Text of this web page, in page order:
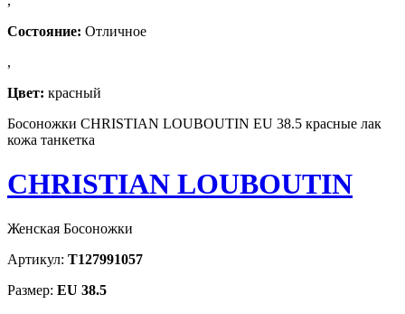
Состояние: Отличное
,
Цвет: красный
Босоножки CHRISTIAN LOUBOUTIN EU 38.5 красные лак
кожа танкетка
CHRISTIAN LOUBOUTIN
Женская Босоножки
Артикул: T127991057
Размер: EU 38.5